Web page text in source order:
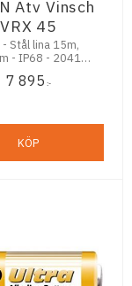
Atv Vinsch
VRX 45
- Stål lina 15m,
- IP68 - 2041kg
7 895 :-
KÖP